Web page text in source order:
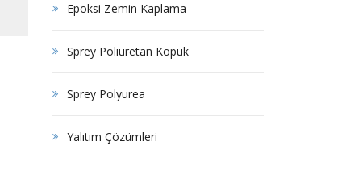
Epoksi Zemin Kaplama
Sprey Poliüretan Köpük
Sprey Polyurea
Yalıtım Çözümleri